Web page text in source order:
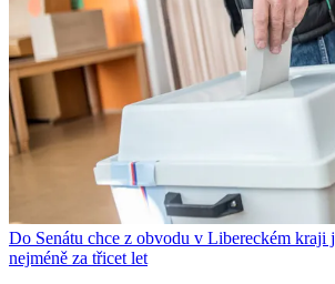
Do Senátu chce z obvodu v Libereckém kraji
nejméně za třicet let